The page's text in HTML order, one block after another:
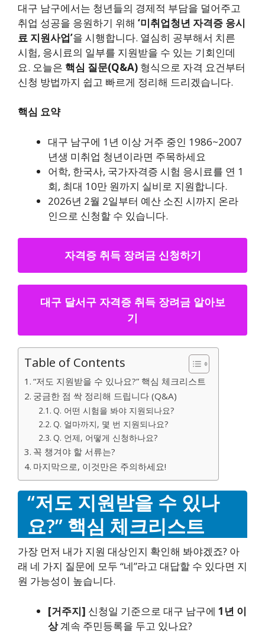
대구 남구에서는 청년들의 경제적 부담을 덜어주고
취업 성공을 응원하기 위해 ‘미취업청년 자격증 응시
료 지원사업’을 시행합니다. 열심히 공부해서 치른
시험, 응시료의 일부를 지원받을 수 있는 기회인데
요. 오늘은 핵심 질문(Q&A) 형식으로 자격 요건부터
신청 방법까지 쉽고 빠르게 정리해 드리겠습니다.
핵심 요약
대구 남구에 1년 이상 거주 중인 1986~2007
년생 미취업 청년이라면 주목하세요
어학, 한국사, 국가자격증 시험 응시료를 연 1
회, 최대 10만 원까지 실비로 지원합니다.
2026년 2월 2일부터 예산 소진 시까지 온라
인으로 신청할 수 있습니다.
자격증 취득 장려금 신청하기
대구 달서구 자격증 취득 장려금 알아보
기
Table of Contents
“저도 지원받을 수 있나요?” 핵심 체크리스트
궁금한 점 싹 정리해 드립니다 (Q&A)
Q. 어떤 시험을 봐야 지원되나요?
Q. 얼마까지, 몇 번 지원되나요?
Q. 언제, 어떻게 신청하나요?
꼭 챙겨야 할 서류는?
마지막으로, 이것만은 주의하세요!
“저도 지원받을 수 있나
요?” 핵심 체크리스트
가장 먼저 내가 지원 대상인지 확인해 봐야겠죠? 아
래 네 가지 질문에 모두 “네”라고 대답할 수 있다면 지
원 가능성이 높습니다.
[거주지] 신청일 기준으로 대구 남구에 1년 이
상계속 주민등록을 두고 있나요?